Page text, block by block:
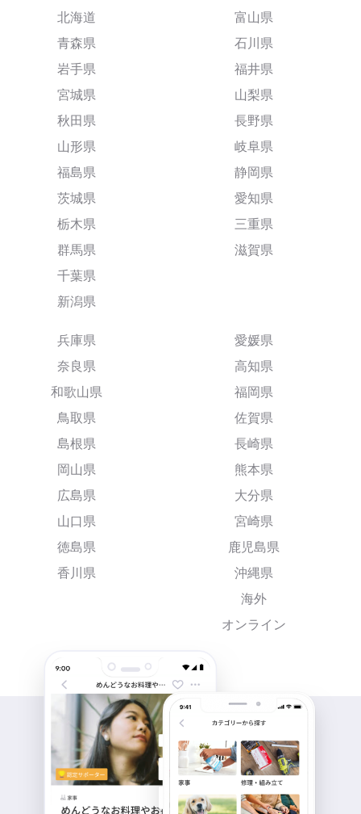
北海道
青森県
岩手県
宮城県
秋田県
山形県
福島県
茨城県
栃木県
群馬県
千葉県
新潟県
富山県
石川県
福井県
山梨県
長野県
岐阜県
静岡県
愛知県
三重県
滋賀県
兵庫県
奈良県
和歌山県
鳥取県
島根県
岡山県
広島県
山口県
徳島県
香川県
愛媛県
高知県
福岡県
佐賀県
長崎県
熊本県
大分県
宮崎県
鹿児島県
沖縄県
海外
オンライン